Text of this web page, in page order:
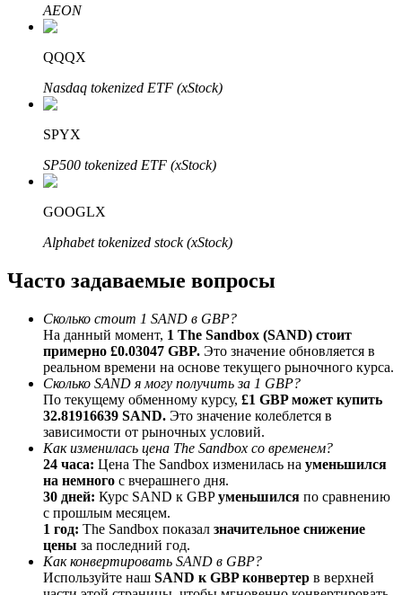
Партнеры Bitrue
До 65% комиссии!
Реферал
Пригласите друга, чтобы получить денежные
вознаграждения
Deposit CASHCAT & Win
AEON
QQQX
Nasdaq tokenized ETF (xStock)
SPYX
SP500 tokenized ETF (xStock)
GOOGLX
Alphabet tokenized stock (xStock)
Часто задаваемые вопросы
Сколько стоит 1 SAND в GBP?
На данный момент, 1 The Sandbox (SAND) стоит
примерно £0.03047 GBP. Это значение обновляется в
реальном времени на основе текущего рыночного курса.
Сколько SAND я могу получить за 1 GBP?
По текущему обменному курсу, £1 GBP может купить
32.81916639 SAND. Это значение колеблется в
зависимости от рыночных условий.
Как изменилась цена The Sandbox со временем?
24 часа: Цена The Sandbox изменилась на уменьшился
на немного с вчерашнего дня.
30 дней: Курс SAND к GBPуменьшился по сравнению
с прошлым месяцем.
1 год: The Sandbox показал значительное снижение
цены за последний год.
Как конвертировать SAND в GBP?
Используйте наш SAND к GBP конвертер в верхней